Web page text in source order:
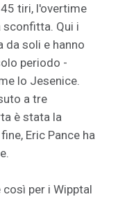
tiri, l'overtime
sconfitta. Qui i
da soli e hanno
periodo -
lo Jesenice.
a tre
è stata la
Eric Pance ha
per i Wipptal